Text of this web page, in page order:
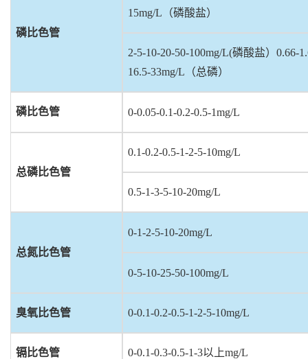
磷比色管
15mg/L（磷酸盐）
2-5-10-20-50-100mg/L(磷酸盐）0.66-
16.5-33mg/L（总磷）
磷比色管 0-0.05-0.1-0.2-0.5-1mg/L
总磷比色管
0.1-0.2-0.5-1-2-5-10mg/L
0.5-1-3-5-10-20mg/L
总氮比色管
0-1-2-5-10-20mg/L
0-5-10-25-50-100mg/L
臭氧比色管 0-0.1-0.2-0.5-1-2-5-10mg/L
镉比色管 0-0.1-0.3-0.5-1-3以上mg/L